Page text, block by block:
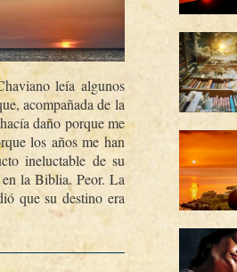
leí­a algunos
acompañada de la
daño porque me
los años me han
ineluctable de su
en la Biblia. Peor. La
que su destino era